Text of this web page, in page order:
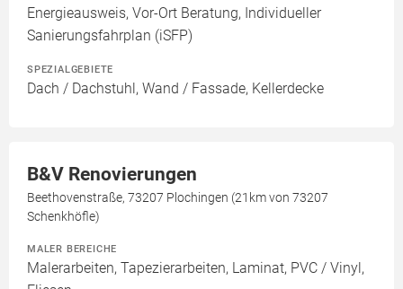
Energieausweis, Vor-Ort Beratung, Individueller
Sanierungsfahrplan (iSFP)
SPEZIALGEBIETE
Dach / Dachstuhl, Wand / Fassade, Kellerdecke
B&V Renovierungen
Beethovenstraße, 73207 Plochingen (21km von 73207
Schenkhöfle)
MALER BEREICHE
Malerarbeiten, Tapezierarbeiten, Laminat, PVC / Vinyl,